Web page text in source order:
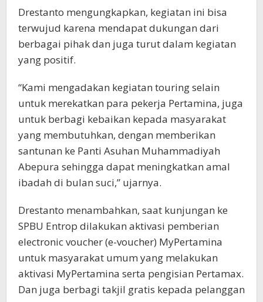
Drestanto mengungkapkan, kegiatan ini bisa
terwujud karena mendapat dukungan dari
berbagai pihak dan juga turut dalam kegiatan
yang positif.
“Kami mengadakan kegiatan touring selain
untuk merekatkan para pekerja Pertamina, juga
untuk berbagi kebaikan kepada masyarakat
yang membutuhkan, dengan memberikan
santunan ke Panti Asuhan Muhammadiyah
Abepura sehingga dapat meningkatkan amal
ibadah di bulan suci,” ujarnya.
Drestanto menambahkan, saat kunjungan ke
SPBU Entrop dilakukan aktivasi pemberian
electronic voucher (e-voucher) MyPertamina
untuk masyarakat umum yang melakukan
aktivasi MyPertamina serta pengisian Pertamax.
Dan juga berbagi takjil gratis kepada pelanggan